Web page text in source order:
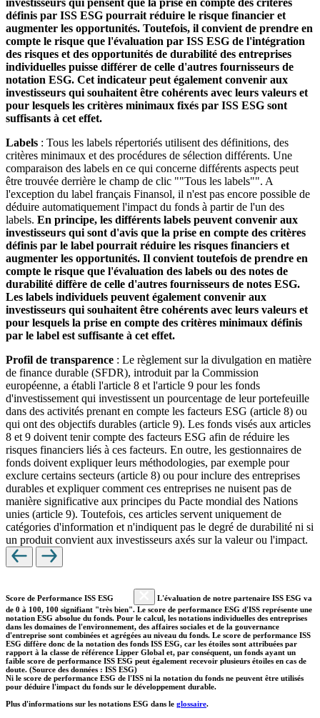
définis par ISS ESG pourrait réduire le risque financier et
augmenter les opportunités. Toutefois, il convient de prendre en
compte le risque que l'évaluation par ISS ESG de l'intégration
des risques et des opportunités de durabilité des entreprises
individuelles puisse différer de celle d'autres fournisseurs de
notation ESG. Cet indicateur peut également convenir aux
investisseurs qui souhaitent être cohérents avec leurs valeurs et
pour lesquels les critères minimaux fixés par ISS ESG sont
suffisants à cet effet.
Labels : Tous les labels répertoriés utilisent des définitions, des
critères minimaux et des procédures de sélection différents. Une
comparaison des labels en ce qui concerne différents aspects peut
être trouvée derrière le champ de clic ""Tous les labels"". A
l'exception du label français Finansol, il n'est pas encore possible de
déduire automatiquement l'impact du fonds à partir de l'un des
labels. En principe, les différents labels peuvent convenir aux
investisseurs qui sont d'avis que la prise en compte des critères
définis par le label pourrait réduire les risques financiers et
augmenter les opportunités. Il convient toutefois de prendre en
compte le risque que l'évaluation des labels ou des notes de
durabilité diffère de celle d'autres fournisseurs de notes ESG.
Les labels individuels peuvent également convenir aux
investisseurs qui souhaitent être cohérents avec leurs valeurs et
pour lesquels la prise en compte des critères minimaux définis
par le label est suffisante à cet effet.
Profil de transparence : Le règlement sur la divulgation en matière
de finance durable (SFDR), introduit par la Commission
européenne, a établi l'article 8 et l'article 9 pour les fonds
d'investissement qui investissent un pourcentage de leur portefeuille
dans des activités prenant en compte les facteurs ESG (article 8) ou
qui ont des objectifs durables (article 9). Les fonds visés aux articles
8 et 9 doivent tenir compte des facteurs ESG afin de réduire les
risques financiers liés à ces facteurs. En outre, les gestionnaires de
fonds doivent expliquer leurs méthodologies, par exemple pour
exclure certains secteurs (article 8) ou pour inclure des entreprises
durables et expliquer comment ces entreprises ne nuisent pas de
manière significative aux principes du Pacte mondial des Nations
unies (article 9). Toutefois, ces articles servent uniquement de
catégories d'information et n'indiquent pas le degré de durabilité ni si
un produit convient aux investisseurs axés sur la valeur ou l'impact.
Score de Performance ISS ESG
L'évaluation de notre partenaire ISS ESG va
de 0 à 100, 100 signifiant "très bien". Le score de performance ESG d'ISS représente une
notation ESG absolue du fonds. Pour le calcul, les notations individuelles des entreprises
dans les domaines de l'environnement, des affaires sociales et de la gouvernance
d'entreprise sont combinées et agrégées au niveau du fonds. Le score de performance ISS
ESG diffère donc de la notation des fonds ISS ESG, car les étoiles sont attribuées par
rapport à la classe de référence Lipper Global et, par conséquent, un fonds ayant un
faible score de performance ISS ESG peut également recevoir plusieurs étoiles en cas de
doute. (Source des données : ISS ESG)
Ni le score de performance ESG de l'ISS ni la notation du fonds ne peuvent être utilisés
pour déduire l'impact du fonds sur le développement durable.
Plus d'informations sur les notations ESG dans le glossaire.